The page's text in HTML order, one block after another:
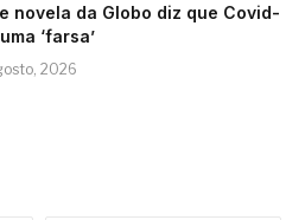
novela da Globo diz que Covid-
‘farsa’
2026